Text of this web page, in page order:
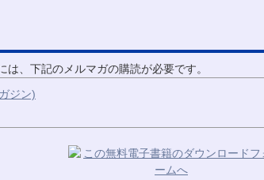
、下記のメルマガの購読が必要です。
ジン)